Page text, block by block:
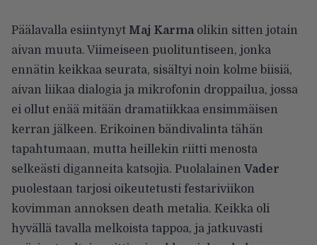
Päälavalla esiintynyt Maj Karmaolikin sitten jotain
aivan muuta. Viimeiseen puolituntiseen, jonka
ennätin keikkaa seurata, sisältyi noin kolme biisiä,
aivan liikaa dialogia ja mikrofonin droppailua, jossa
ei ollut enää mitään dramatiikkaa ensimmäisen
kerran jälkeen. Erikoinen bändivalinta tähän
tapahtumaan, mutta heillekin riitti menosta
selkeästi diganneita katsojia. Puolalainen Vader
puolestaan tarjosi oikeutetusti festariviikon
kovimman annoksen death metalia. Keikka oli
hyvällä tavalla melkoista tappoa, ja jatkuvasti